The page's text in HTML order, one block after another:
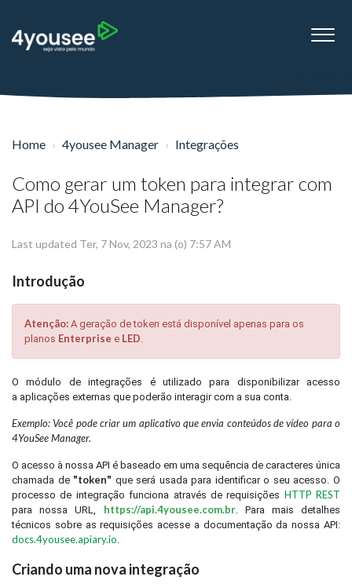
Home 4yousee Manager Integrações
Como gerar um token para integrar com
API do 4YouSee Manager?
Last updated Ter, 7 Nov, 2023 na (o) 7:57 AM
Introdução
Atenção: A geração de token está disponível apenas para os
planos Enterprise e LED
O módulo de integrações é utilizado para disponibilizar acesso
a aplicações externas que poderão interagir com a sua conta.
Exemplo: Você pode criar um aplicativo que envia conteúdos de vídeo para o
4YouSee Manager.
O acesso à nossa API é baseado em uma sequência de caracteres única
chamada de "token" que será usada para identificar o seu acesso. O
processo de integração funciona através de requisições HTTP REST
para nossa URL, https://api.4yousee.com.br. Para mais detalhes
técnicos sobre as requisições acesse a documentação da nossa API:
docs.4yousee.apiary.io
Criando uma nova integração